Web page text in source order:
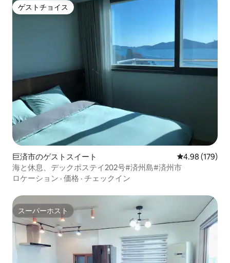
ゲストチョイス
ゲストチョイス
巨済市のゲストスイート レビュー179
4.98 (179)
海と休息、デックポステイ202号#済州島#済州市
ロケーション · 価格 · チェックイン
スーパーホスト
スーパーホスト